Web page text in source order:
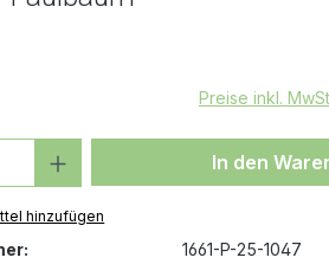
Preise inkl.
Anzahl: Gib denIn den
hinzufügen
1661-P-25-1047